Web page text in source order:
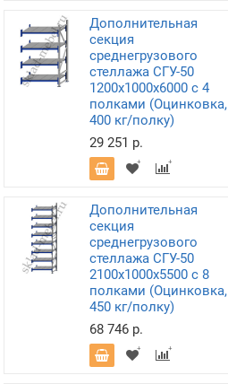
Дополнительная
секция
среднегрузового
стеллажа СГУ-50
1200х1000х6000 с 4
полками (Оцинковка,
400 кг/полку)
29 251 р.
Дополнительная
секция
среднегрузового
стеллажа СГУ-50
2100х1000х5500 с 8
полками (Оцинковка,
450 кг/полку)
68 746 р.